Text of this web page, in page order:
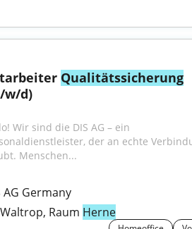
Qualitätssicherung
w/d)
Wir sind die DIS AG – ein
der an echte
Menschen...
AG Germany
Waltrop, Raum Herne